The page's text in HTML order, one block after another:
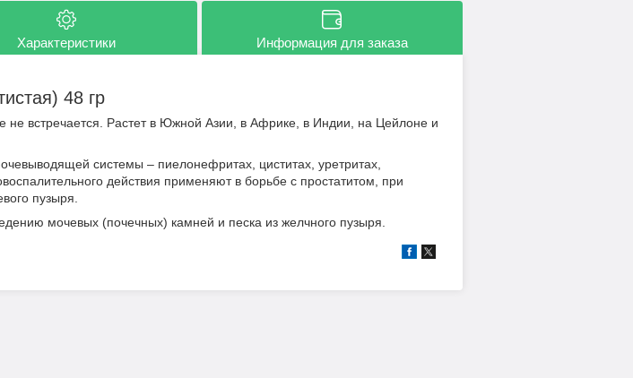
Характеристики Информация для заказа
48 гр
встречается. Растет в Южной Азии, в Африке, в Индии, на Цейлоне и
системы – пиелонефритах, циститах, уретритах,
действия применяют в борьбе с простатитом, при
пузыря.
мочевых (почечных) камней и песка из желчного пузыря.